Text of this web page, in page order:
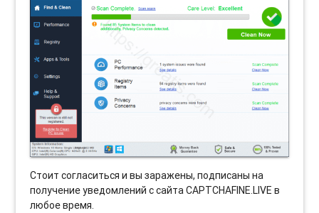
Стоит согласиться и вы заражены, подписаны на
получение уведомлений с сайта CAPTCHAFINE.LIVE в
любое время.